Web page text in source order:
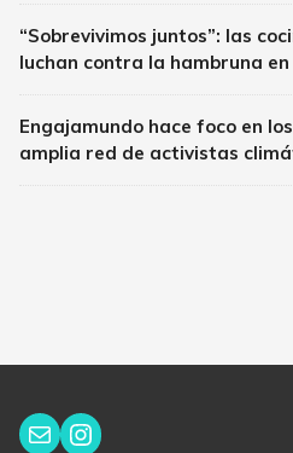
“Sobrevivimos juntos”: las
luchan contra la hambruna
Engajamundo hace foco en
amplia red de activistas
Correo electrónico
Instagram